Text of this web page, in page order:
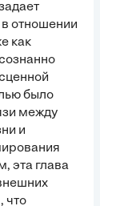
отношении
как
было
между
и
эта глава
что